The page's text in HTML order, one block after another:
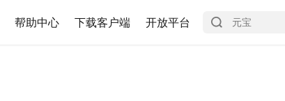
帮助中心 下载客户端 开放平台